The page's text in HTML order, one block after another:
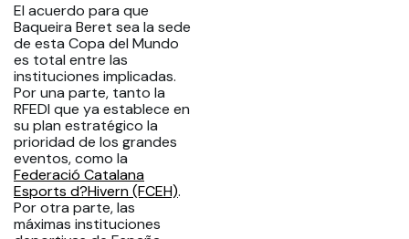
El acuerdo para que
Baqueira Beret sea la sede
de esta Copa del Mundo
es total entre las
instituciones implicadas.
Por una parte, tanto la
RFEDI que ya establece en
su plan estratégico la
prioridad de los grandes
eventos, como la
Federació Catalana
Esports d?Hivern (FCEH).
Por otra parte, las
máximas instituciones